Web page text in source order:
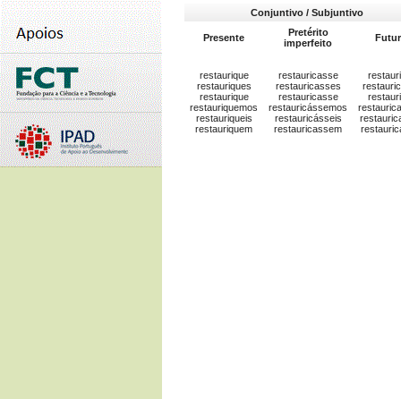
Conjuntivo / Subjuntivo
Presente
Pretérito
imperfeito
restaurique
restauriques
restaurique
restauriquemos
restauriqueis
restauriquem
restauricasse
restauricasses
restauricasse
restauricássemos
restauricásseis
restauricassem